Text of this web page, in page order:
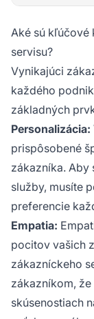
Aké sú kľúčové
servisu?
Vynikajúci
každého
základných
Personalizácia:
prispôsobené
zákazníka. Aby
služby, musíte
preferencie
Empatia:
pocitov vašich
zákazníckeho
zákazníkom,
skúsenostiach